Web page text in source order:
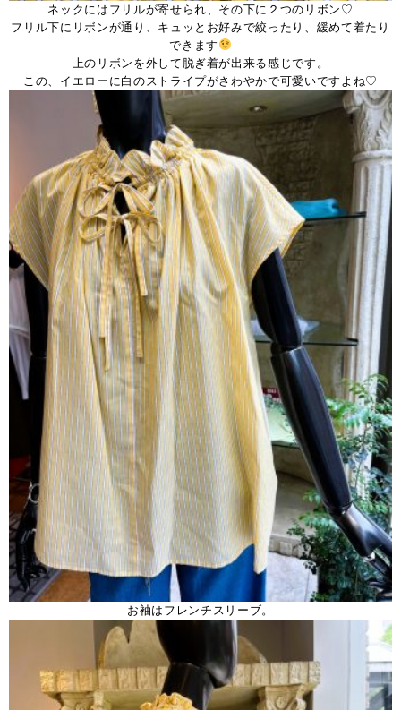
ネックにはフリルが寄せられ、その下に２つのリボン♡
フリル下にリボンが通り、キュッとお好みで絞ったり、緩めて着たり
できます
上のリボンを外して脱ぎ着が出来る感じです。
この、イエローに白のストライプがさわやかで可愛いですよね♡
お袖はフレンチスリーブ。